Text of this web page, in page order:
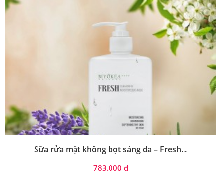
Sữa rửa mặt không bọt sáng da – Fresh...
783.000 đ